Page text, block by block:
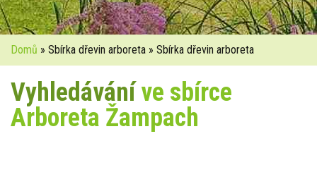
Domů » Sbírka dřevin arboreta » Sbírka dřevin arboreta
Vyhledáváníve sbírce
Arboreta Žampach